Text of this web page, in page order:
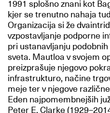
1991 splošno znani kot
kjer se trenutno nahaja
Organizacija si že
vzpostavljanje podporne
pri ustanavljanju
sveta. Mautloa v svojem
preizprašuje njegovo
infrastrukturo, načine
meje ter v njegove
Eden najpomembnejših
Peter E. Clarke